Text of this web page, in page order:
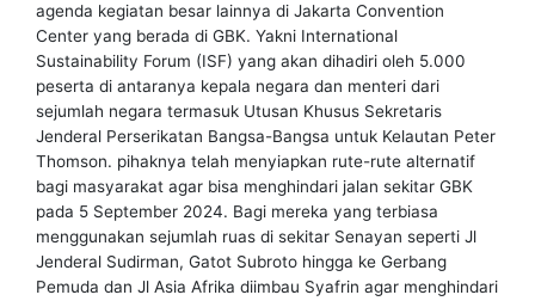
agenda kegiatan besar lainnya di Jakarta Convention
Center yang berada di GBK. Yakni International
Sustainability Forum (ISF) yang akan dihadiri oleh 5.000
peserta di antaranya kepala negara dan menteri dari
sejumlah negara termasuk Utusan Khusus Sekretaris
Jenderal Perserikatan Bangsa-Bangsa untuk Kelautan Peter
Thomson. pihaknya telah menyiapkan rute-rute alternatif
bagi masyarakat agar bisa menghindari jalan sekitar GBK
pada 5 September 2024. Bagi mereka yang terbiasa
menggunakan sejumlah ruas di sekitar Senayan seperti Jl
Jenderal Sudirman, Gatot Subroto hingga ke Gerbang
Pemuda dan Jl Asia Afrika diimbau Syafrin agar menghindari